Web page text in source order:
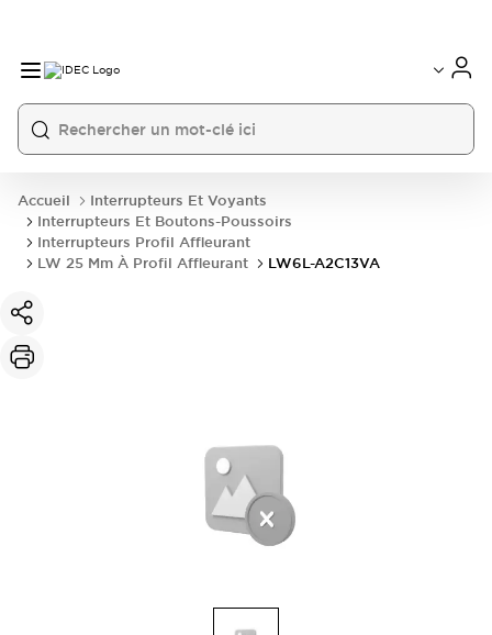
Accueil
Interrupteurs Et Voyants
Interrupteurs Et Boutons-Poussoirs
Interrupteurs Profil Affleurant
LW 25 Mm À Profil Affleurant
LW6L-A2C13VA